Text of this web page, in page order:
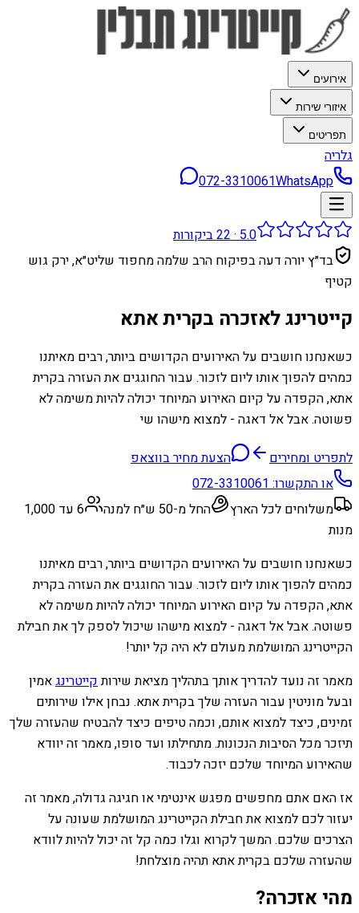
אירועים
איזורי שירות
תפריטים
גלריה
072-3310061WhatsApp
5.0
·
22ביקורות
בד״ץ יורה דעה בפיקוח הרב שלמה מחפוד שליט״א, ירק גוש
קטיף
קייטרינג לאזכרה בקרית אתא
כשאנחנו חושבים על האירועים הקדושים ביותר, רבים מאיתנו
כמהים להפוך אותו ליום לזכור. עבור החוגגים את העזרה בקרית
אתא, הקפדה על קיום האירוע המיוחד יכולה להיות משימה לא
פשוטה. אבל אל דאגה - למצוא מישהו שי
לתפריט ומחירים
הצעת מחיר בווצאפ
או התקשרו:072-3310061
משלוחים לכל הארץ
החל מ-50 ש״ח למנה
6 עד 1,000
מנות
כשאנחנו חושבים על האירועים הקדושים ביותר, רבים מאיתנו
כמהים להפוך אותו ליום לזכור. עבור החוגגים את העזרה בקרית
אתא, הקפדה על קיום האירוע המיוחד יכולה להיות משימה לא
פשוטה. אבל אל דאגה - למצוא מישהו שיכול לספק לך את חבילת
הקייטרינג המושלמת מעולם לא היה קל יותר!
מאמר זה נועד להדריך אותך בתהליך מציאת שירותקייטרינגאמין
ובעל מוניטין עבור העזרה שלך בקרית אתא. נבחן אילו שירותים
זמינים, כיצד למצוא אותם, וכמה טיפים כיצד להבטיח שהעזרה שלך
תיזכר מכל הסיבות הנכונות. מתחילתו ועד סופו, מאמר זה יוודא
שהאירוע המיוחד שלכם יזכה לכבוד.
אז האם אתם מחפשים מפגש אינטימי או חגיגה גדולה, מאמר זה
יעזור לכם למצוא את חבילת הקייטרינג המושלמת שעונה על
הצרכים שלכם. המשך לקרוא וגלו כמה קל זה יכול להיות לוודא
שהעזרה שלכם בקרית אתא תהיה מוצלחת!
מהי אזכרה?